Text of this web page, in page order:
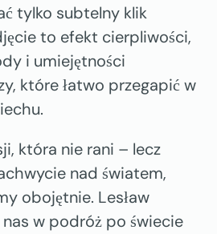
tylko subtelny klik
to efekt cierpliwości,
i umiejętności
które łatwo przegapić w
która nie rani – lecz
nad światem,
obojętnie. Lesław
w podróż po świecie